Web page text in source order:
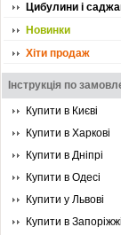
Цибулини і
Новинки
Хіти продаж
Інструкція по
Купити в Києві
Купити в Харкові
Купити в Дніпрі
Купити в Одесі
Купити у Львові
Купити в Запоріжжі